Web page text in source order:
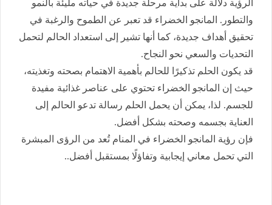
الرؤية دلالة على بداية مرحلة جديدة في حياته مليئة بالنمو
والتطور. المانجو الخضراء قد تعبر عن الطموح والرغبة في
تحقيق أهداف جديدة، كما أنها تشير إلى استعداد الحالم لتحمل
التحديات والسعي نحو النجاح.
قد يكون الحلم تذكيرًا للحالم بأهمية الاهتمام بصحته وتغذيته،
حيث إن المانجو الخضراء تحتوي على عناصر غذائية مفيدة
للجسم. لذا، يمكن أن يحمل الحلم رسالة تدعو الحالم إلى
العناية بجسمه وصحته بشكل أفضل.
فإن رؤية المانجو الخضراء في المنام تُعد من الرؤى المبشرة
التي تحمل معاني إيجابية وتفاؤلًا بمستقبل أفضل..